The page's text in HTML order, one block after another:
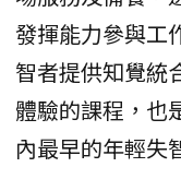
發揮能力參與工
智者提供知覺統
體驗的課程，也
內最早的年輕失